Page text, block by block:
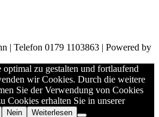
| Telefon 0179 1103863 | Powered by
zu gestalten und fortlaufend
wir Cookies. Durch die weitere
Sie der Verwendung von Cookies
Cookies erhalten Sie in unserer
Nein Weiterlesen